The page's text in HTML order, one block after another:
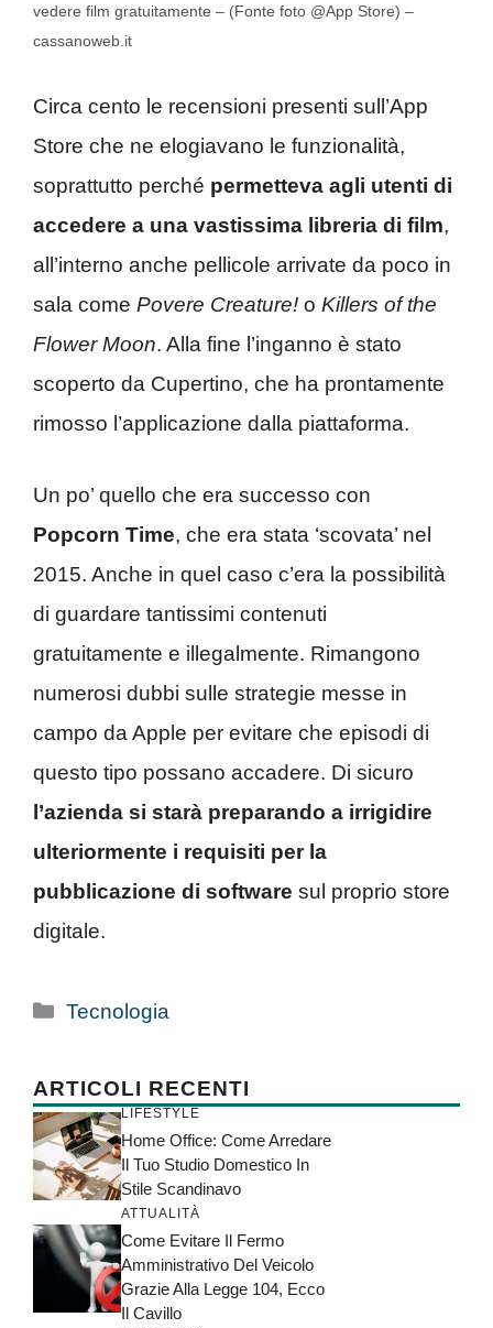
vedere film gratuitamente – (Fonte foto @App Store) –
cassanoweb.it
Circa cento le recensioni presenti sull’App
Store che ne elogiavano le funzionalità,
soprattutto perché permetteva agli utenti di
accedere a una vastissima libreria di film,
all’interno anche pellicole arrivate da poco in
sala come Povere Creature! o Killers of the
Flower Moon. Alla fine l’inganno è stato
scoperto da Cupertino, che ha prontamente
rimosso l’applicazione dalla piattaforma.
Un po’ quello che era successo con
Popcorn Time, che era stata ‘scovata’ nel
2015. Anche in quel caso c’era la possibilità
di guardare tantissimi contenuti
gratuitamente e illegalmente. Rimangono
numerosi dubbi sulle strategie messe in
campo da Apple per evitare che episodi di
questo tipo possano accadere. Di sicuro
l’azienda si starà preparando a irrigidire
ulteriormente i requisiti per la
pubblicazione di software sul proprio store
digitale.
Categorie
Tecnologia
ARTICOLI RECENTI
LIFESTYLE
Home Office: Come Arredare
Il Tuo Studio Domestico In
Stile Scandinavo
ATTUALITÀ
Come Evitare Il Fermo
Amministrativo Del Veicolo
Grazie Alla Legge 104, Ecco
Il Cavillo